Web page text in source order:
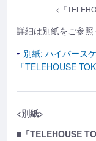
<「
詳細は別紙をご参照
別紙: ハイパース
「TELEHOUSE
<別紙>
■「TELEHOUSE